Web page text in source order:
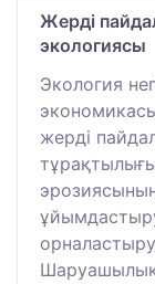
Жерді
экологиясы
Экология
жерді